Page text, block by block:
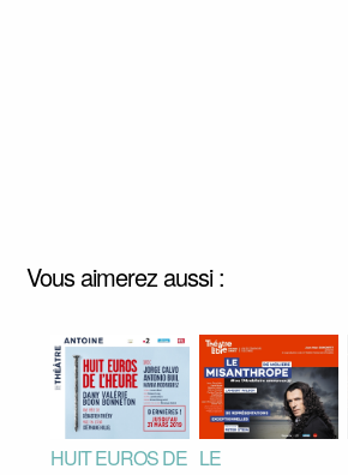
Vous aimerez aussi :
HUIT EUROS DE LE